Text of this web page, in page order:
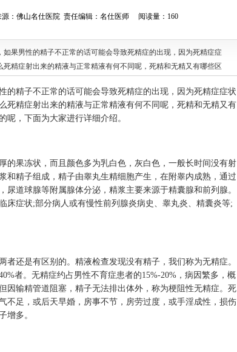
源：佛山名仕医院 责任编辑：名仕医师 阅读量：160
果男性的精子不正常的话可能会导致死精症的出现，因为死精症症
精症射出来的精液与正常精液有何不同呢，死精和无精又有哪些区
精子不正常的话可能会导致死精症的出现，因为死精症症状
死精症射出来的精液与正常精液有何不同呢，死精和无精又有
呢，下面为大家进行详细介绍。
果冻状，而且颜色多为乳白色，灰白色，一般长时间没有射
和精子组成，精子由睾丸生精细胞产生，在附睾内成熟，通过
尿道球腺等附属腺体分泌，精浆主要来源于精囊腺和前列腺。
床症状;部分病人或有慢性前列腺炎病史、睾丸炎、精囊炎等;
还是有区别的。精液检查发现没有精子，我们称为无精症。
者。无精症约占男性不育症患者的15%-20%，病因繁多，概
因输精管道阻塞，精子无法排出体外，称为梗阻性无精症。死
不足，或后天早婚，房事不节，房劳过度，或手淫成性，损伤
增多。